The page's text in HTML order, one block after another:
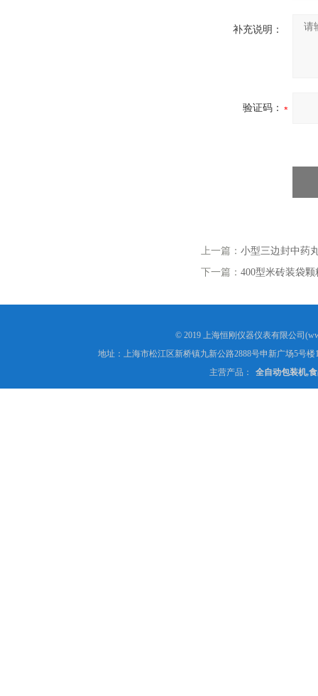
补充说明：
验证码：
上一篇： 小型三边封中药
下一篇： 400型米砖装袋
© 2019 上海恒刚仪器仪表有限公司
地址：上海市松江区新桥镇九新公路2888号申新广场5号楼
主营产品：
全自动包装机,